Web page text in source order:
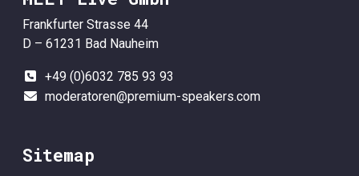
Frankfurter Strasse 44
D – 61231 Bad Nauheim
+49 (0)6032 785 93 93
moderatoren@premium-speakers.com
Sitemap